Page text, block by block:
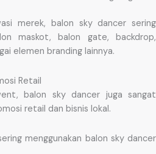
merek, balon sky dancer sering
maskot, balon gate, backdrop,
elemen branding lainnya.
Retail
balon sky dancer juga sangat
retail dan bisnis lokal.
menggunakan balon sky dancer